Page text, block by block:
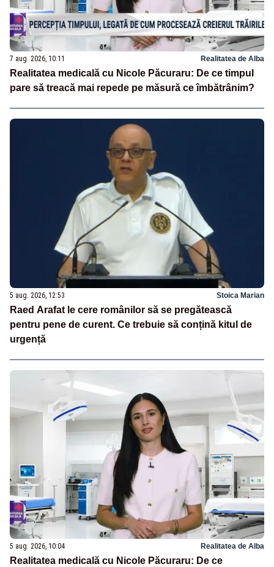
7 aug. 2026, 10:11 Realitatea de Alba
Realitatea medicală cu Nicole Păcuraru: De ce timpul
pare să treacă mai repede pe măsură ce îmbătrânim?
5 aug. 2026, 12:53 Stoica Marian
Raed Arafat le cere românilor să se pregătească
pentru pene de curent. Ce trebuie să conțină kitul de
urgență
5 aug. 2026, 10:04 Realitatea de Alba
Realitatea medicală cu Nicole Păcuraru: De ce